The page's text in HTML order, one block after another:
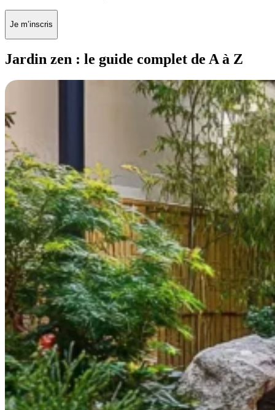
Je m’inscris
Jardin zen : le guide complet de A à Z